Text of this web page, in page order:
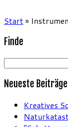
Start»
Finde
Suchen
Neueste Beiträge
Kreatives